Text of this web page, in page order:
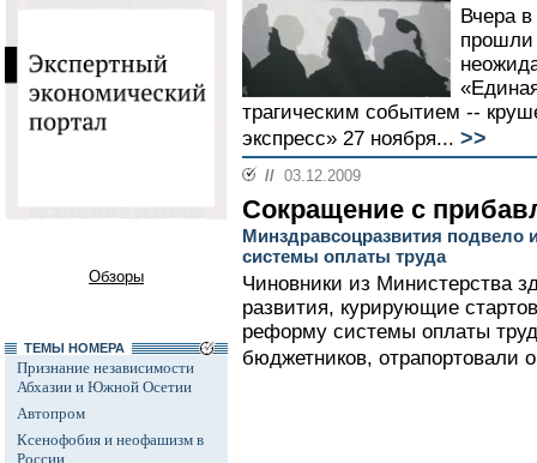
Обзоры
ТЕМЫ НОМЕРА
Признание независимости
Абхазии и Южной Осетии
Автопром
Ксенофобия и неофашизм в
России
Вчера
прошли
трагическим событием --
экспресс» 27 ноября... >>
// 03.12.2009
Сокращение с
Минздравсоцразвития подвело
системы оплаты труда
Чиновники из Министерства
развития, курирующие
реформу системы оплаты
бюджетников, отрапортовали